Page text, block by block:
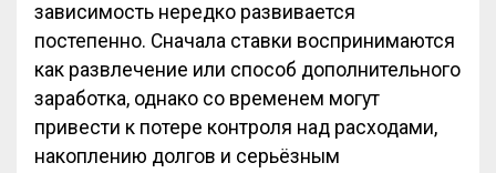
зависимость нередко развивается
постепенно. Сначала ставки воспринимаются
как развлечение или способ дополнительного
заработка, однако со временем могут
привести к потере контроля над расходами,
накоплению долгов и серьёзным